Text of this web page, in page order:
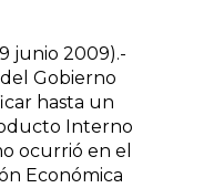
junio 2009).-
Gobierno
hasta un
Interno
ocurrió en el
Económica